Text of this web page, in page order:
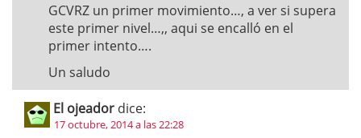
GCVRZ un primer movimiento…, a ver si supera
este primer nivel…,, aqui se encalló en el
primer intento….
Un saludo
El ojeador dice:
17 octubre, 2014 a las 22:28